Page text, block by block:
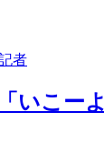
いこー